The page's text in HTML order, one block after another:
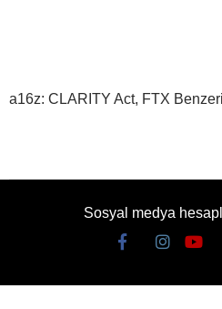
a16z: CLARITY Act, FTX
Sosyal medya